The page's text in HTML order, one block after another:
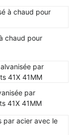
chaud pour
par
41X 41MM